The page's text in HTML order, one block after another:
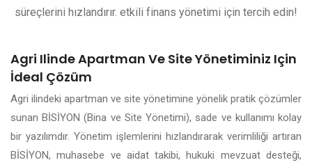
süreçlerini hızlandırır. etkili finans yönetimi için tercih edin!
Agri Ilinde Apartman Ve Site Yönetiminiz Için
İdeal Çözüm
Agri ilindeki apartman ve site yönetimine yönelik pratik çözümler
sunan BİSİYON (Bina ve Site Yönetimi), sade ve kullanımı kolay
bir yazılımdır. Yönetim işlemlerini hızlandırarak verimliliği artıran
BİSİYON, muhasebe ve aidat takibi, hukuki mevzuat desteği,